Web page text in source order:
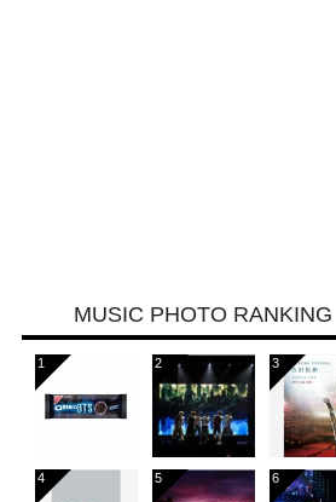
MUSIC PHOTO RANKING